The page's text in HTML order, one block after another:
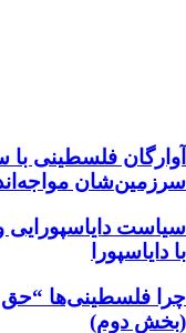
آوارگان فلسطینی
سرزمين‌شان
سیاست
با دایاسپورا
چرا فلسطینی‌ها “حق
(بخش دوم)